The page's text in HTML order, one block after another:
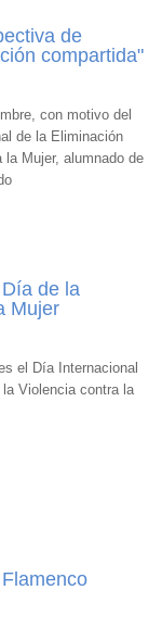
de
compartida"
con motivo del
de la Eliminación
Mujer, alumnado de
de la
Mujer
el Día Internacional
Violencia contra la